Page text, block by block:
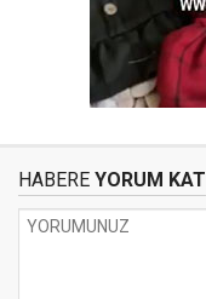
HABERE YORUM KAT